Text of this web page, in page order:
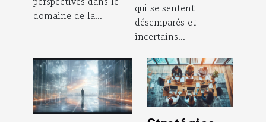
domaine de la...
qui se sentent
désemparés et
incertains...